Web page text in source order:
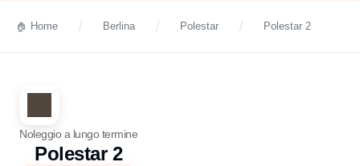
Home Berlina Polestar Polestar 2
Noleggio a lungo termine
Polestar 2